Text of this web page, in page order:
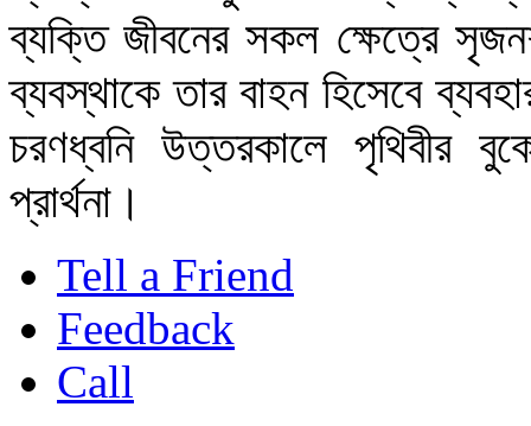
ব্যক্তি জীবনের সকল ক্ষেত্রে
ব্যবস্থাকে তার বাহন হিসেবে
চরণধ্বনি উত্তরকালে পৃথিবীর
প্রার্থনা।
Tell a Friend
Feedback
Call